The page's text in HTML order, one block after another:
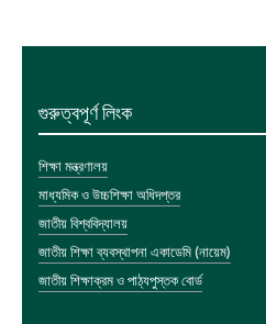
গুরুত্বপূর্ণ লিংক
শিক্ষা মন্ত্রণালয়
মাধ্যমিক ও উচ্চশিক্ষা অধিদপ্তর
জাতীয় বিশ্ববিদ্যালয়
জাতীয় শিক্ষা ব্যবস্থাপনা একাডেমি (নায়েম)
জাতীয় শিক্ষাক্রম ও পাঠ্যপুস্তক বোর্ড